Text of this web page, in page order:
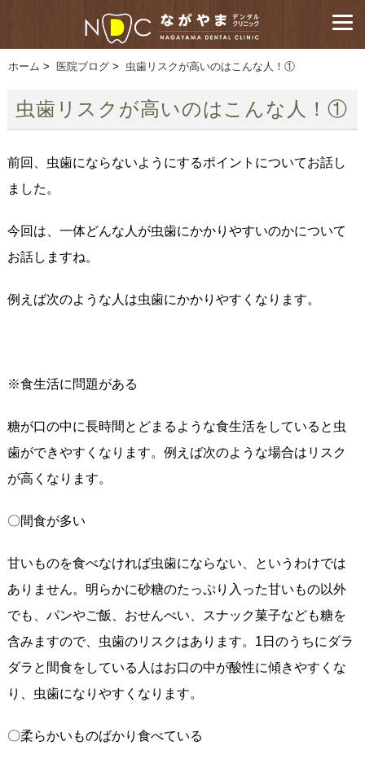
ホーム > 医院ブログ > 虫歯リスクが高いのはこんな人！①
虫歯リスクが高いのはこんな人！①
前回、虫歯にならないようにするポイントについてお話し
ました。
今回は、一体どんな人が虫歯にかかりやすいのかについて
お話しますね。
例えば次のような人は虫歯にかかりやすくなります。
※食生活に問題がある
糖が口の中に長時間とどまるような食生活をしていると虫
歯ができやすくなります。例えば次のような場合はリスク
が高くなります。
〇間食が多い
甘いものを食べなければ虫歯にならない、というわけでは
ありません。明らかに砂糖のたっぷり入った甘いもの以外
でも、パンやご飯、おせんべい、スナック菓子なども糖を
含みますので、虫歯のリスクはあります。1日のうちにダラ
ダラと間食をしている人はお口の中が酸性に傾きやすくな
り、虫歯になりやすくなります。
〇柔らかいものばかり食べている